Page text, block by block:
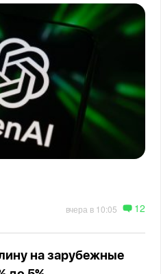
вчера в 10:05 12
на зарубежные